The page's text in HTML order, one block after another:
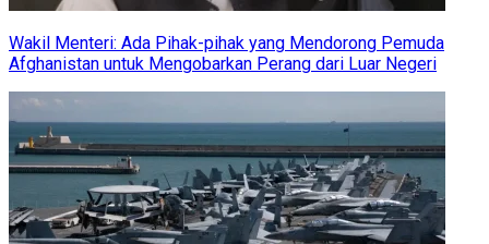
Wakil Menteri: Ada Pihak-pihak yang Mendorong Pemuda
Afghanistan untuk Mengobarkan Perang dari Luar Negeri